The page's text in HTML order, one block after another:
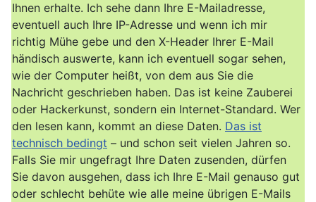
Ihnen erhalte. Ich sehe dann Ihre E-Mailadresse,
eventuell auch Ihre IP-Adresse und wenn ich mir
richtig Mühe gebe und den X-Header Ihrer E-Mail
händisch auswerte, kann ich eventuell sogar sehen,
wie der Computer heißt, von dem aus Sie die
Nachricht geschrieben haben. Das ist keine Zauberei
oder Hackerkunst, sondern ein Internet-Standard. Wer
den lesen kann, kommt an diese Daten. Das ist
technisch bedingt – und schon seit vielen Jahren so.
Falls Sie mir ungefragt Ihre Daten zusenden, dürfen
Sie davon ausgehen, dass ich Ihre E-Mail genauso gut
oder schlecht behüte wie alle meine übrigen E-Mails